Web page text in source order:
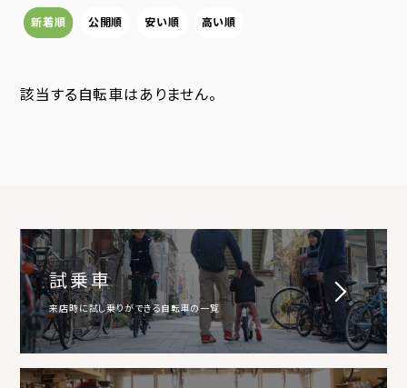
新着順 公開順 安い順 高い順
該当する自転車はありません。
試乗車
来店時に試し乗りができる自転車の一覧